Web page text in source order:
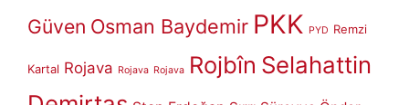
Güven Osman Baydemir PKK PYD Remzi
Kartal Rojava Rojava Rojava Rojbîn Selahattin